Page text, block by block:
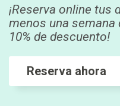
¡Reserva online tus
menos una semana
10% de descuento!
Reserva ahora